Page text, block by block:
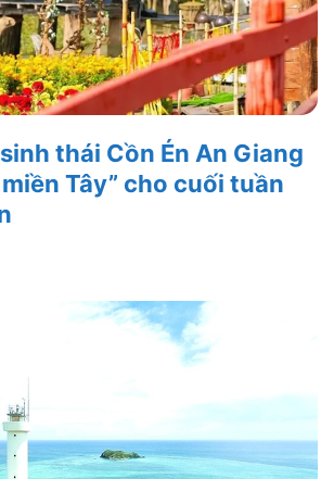
thái Cồn Én An Giang
Tây” cho cuối tuần